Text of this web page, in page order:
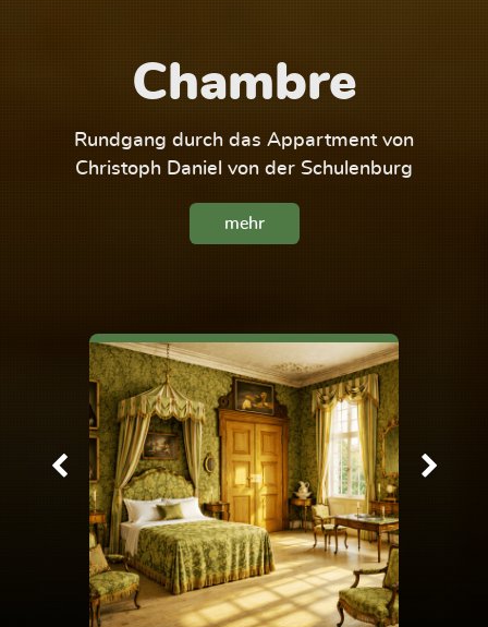
Chambre
Rundgang durch das Appartment von
Christoph Daniel von der Schulenburg
mehr